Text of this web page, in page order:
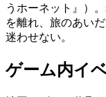
うホーネット』）
を離れ、旅のあい
迷わせない。
ゲーム内イ